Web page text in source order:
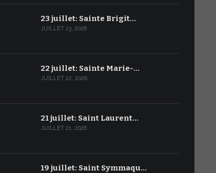
23 juillet: Sainte Brigit…
JUILLET 23, 2026
22 juillet: Sainte Marie-…
JUILLET 22, 2026
21 juillet: Saint Laurent…
JUILLET 21, 2026
19 juillet: Saint Symmaqu…